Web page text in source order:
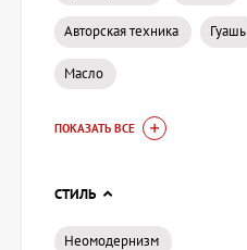
Авторская техника Гуашь
Масло
ПОКАЗАТЬ ВСЕ
СТИЛЬ
Неомодернизм